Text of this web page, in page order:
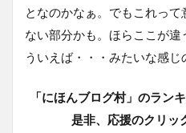
となのかなぁ。でもこれっ
ない部分かも。ほらここが
ういえば・・・みたいな感じ
「にほんブログ村」のラン
是非、応援のクリッ